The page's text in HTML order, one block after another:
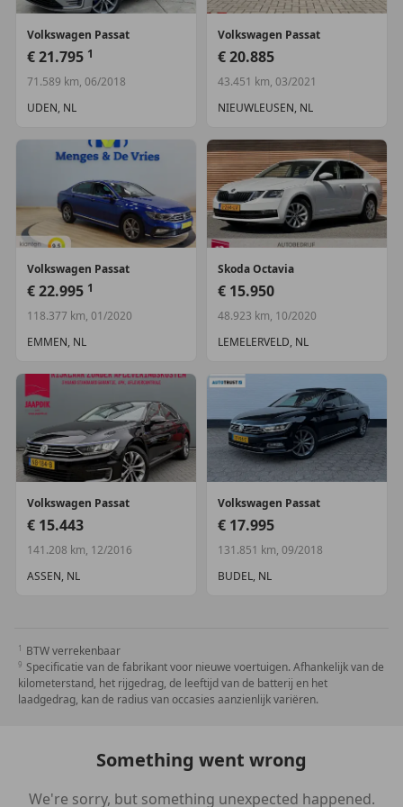
Algemene informatie
Modelreeks:sep. 2014 - dec. 2017
Modelcode:
Technische informatie
Tankinhoud:59 liter
Acceleratie (0-100):9,7 s
Topsnelheid:208 km/u
Maten
Afmetingen (LxBxH):487 x 183 x 145 cm
Wielbasis:279 cm
Gewichten
Laadvermogen:
Max. trekgewicht:1.500 kg (ongeremd 680 kg)
Interieur
Interieurkleur:Donker grijs
Energielabel:B
Historie
Onderhoudsboekjes:
Aanwezig (dealer
Financiële informatie
BTW/marge:BTW niet verrekenbaar voor
ondernemers (margeregeling)
Motorrijtuigenbelasting:€ 192 - € 211per kwartaal
de mogelijkheden en voorwaarden
Garantie
Volkswagen Passat
€ 21.795 1
71.589 km, 06/2018
UDEN, NL
Volkswagen Passat
€ 20.885
43.451 km, 03/2021
NIEUWLEUSEN, NL
Volkswagen Passat
€ 22.995 1
118.377 km, 01/2020
EMMEN, NL
SkodaOctavia
€ 15.950
48.923 km, 10/2020
LEMELERVELD, NL
Volkswagen Passat
€ 15.443
141.208 km, 12/2016
ASSEN, NL
Volkswagen Passat
€ 17.995
131.851 km, 09/2018
BUDEL, NL
BTW verrekenbaar
Specificatie van de fabrikant voor nieuwe voertuigen. Afhankelijk van de
kilometerstand, het rijgedrag, de leeftijd van de batterij en het
laadgedrag, kan de radius van occasies aanzienlijk variëren.
Something went wrong
We're sorry, but something unexpected happened.